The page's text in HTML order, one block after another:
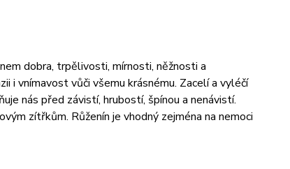
dobra, trpělivosti, mírnosti, něžnosti a
i vnímavost vůči všemu krásnému. Zacelí a vyléčí
nás před závistí, hrubostí, špínou a nenávistí.
zítřkům. Růženín je vhodný zejména na nemoci